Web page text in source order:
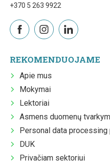
+370 5 263 9922
REKOMENDUOJAME
Apie mus
Mokymai
Lektoriai
Asmens duomenų
Personal data processing
DUK
Privačiam sektoriui